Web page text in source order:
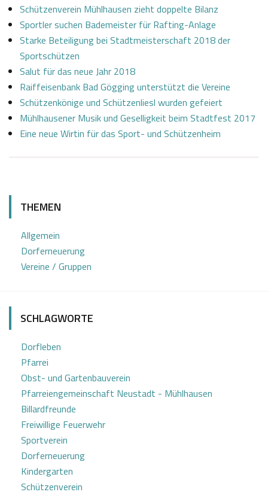
Schützenverein Mühlhausen zieht doppelte Bilanz
Sportler suchen Bademeister für Rafting-Anlage
Starke Beteiligung bei Stadtmeisterschaft 2018 der
Sportschützen
Salut für das neue Jahr 2018
Raiffeisenbank Bad Gögging unterstützt die Vereine
Schützenkönige und Schützenliesl wurden gefeiert
Mühlhausener Musik und Geselligkeit beim Stadtfest 2017
Eine neue Wirtin für das Sport- und Schützenheim
THEMEN
Allgemein
Dorferneuerung
Vereine / Gruppen
SCHLAGWORTE
Dorfleben
Pfarrei
Obst- und Gartenbauverein
Pfarreiengemeinschaft Neustadt - Mühlhausen
Billardfreunde
Freiwillige Feuerwehr
Sportverein
Dorferneuerung
Kindergarten
Schützenverein